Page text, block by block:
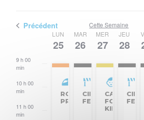
Précédent Cette Semaine
Semaine
du
Évènements
LUN
25
MAR
26
MER
27
JEU
28
9 h 00
min
10 h 00
min
11 h 00
min
ROULAGE
PRIVÉ
CIRCUIT
FERMÉ
CAROLE
FOR
KIDS